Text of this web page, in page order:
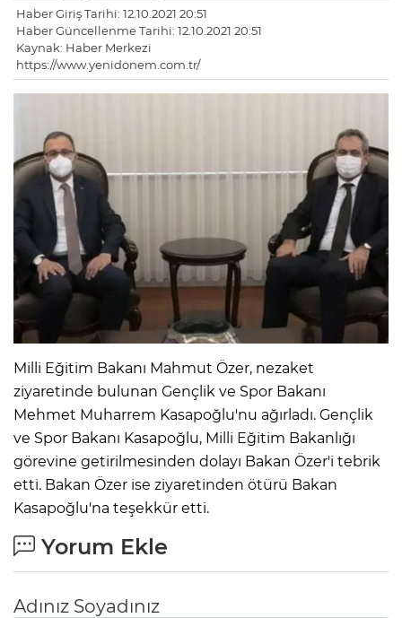
Haber Giriş Tarihi: 12.10.2021 20:51
Haber Güncellenme Tarihi: 12.10.2021 20:51
Kaynak: Haber Merkezi
https://www.yenidonem.com.tr/
Milli Eğitim Bakanı Mahmut Özer, nezaket
ziyaretinde bulunan Gençlik ve Spor Bakanı
Mehmet Muharrem Kasapoğlu'nu ağırladı. Gençlik
ve Spor Bakanı Kasapoğlu, Milli Eğitim Bakanlığı
görevine getirilmesinden dolayı Bakan Özer'i tebrik
etti. Bakan Özer ise ziyaretinden ötürü Bakan
Kasapoğlu'na teşekkür etti.
Yorum Ekle
Adınız Soyadınız